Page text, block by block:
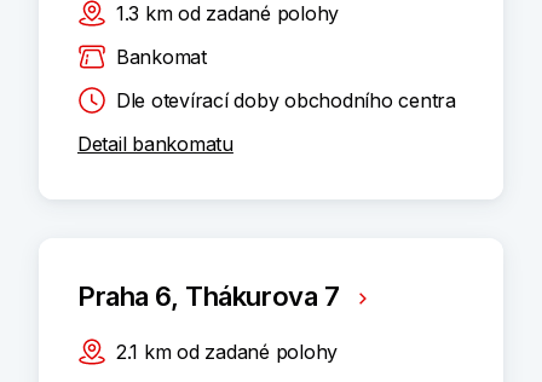
1.3 km od zadané polohy
Bankomat
Dle otevírací doby obchodního centra
Detail bankomatu
Praha 6, Thákurova 7
2.1 km od zadané polohy